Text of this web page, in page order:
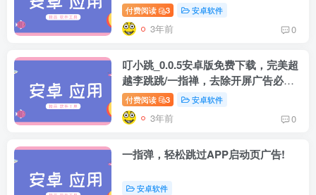
影视
、
OK接口
接口
个月
小苹果影视
v1.0.9电视盒
子破解版下
载，继续免费
白嫖直播和点
付费阅读 盒子应用
3年前 2
梅林iptv+5.2.0
电视直播软件
下载，啥频道
分类都有哦！
付费阅读
最新电视直播
源地址分享-
付费阅读 3 安卓软件
3年前 0
叮小跳_0.0.5安卓版免费下载，完美超
越李跳跳/一指禅，去除开屏广告必备
神器！
付费阅读 3 安卓软件
3年前 0
一指弹，轻松跳过APP启动页广告!
安卓软件